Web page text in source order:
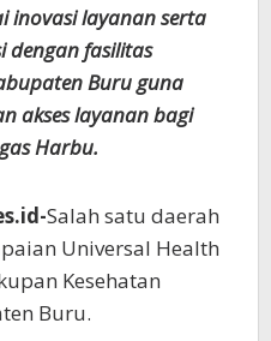
inovasi layanan serta
dengan fasilitas
Buru guna
akses layanan bagi
Harbu.
Salah satu daerah
Universal Health
Kesehatan
Buru.